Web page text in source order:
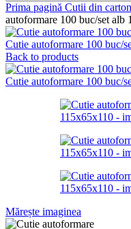
Prima pagină Cutii din carton
autoformare 100 buc/set alb
Cutie autoformare 100 buc/
Back to products
Cutie autoformare 100 buc/
Mărește imaginea